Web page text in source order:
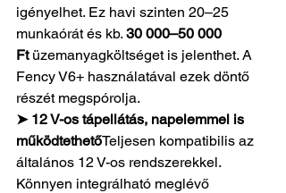
igényelhet. Ez havi szinten 20–25
munkaórát és kb. 30 000–50 000
Ft üzemanyagköltséget is jelenthet. A
Fency V6+ használatával ezek döntő
részét megspórolja.
➤ 12 V-os tápellátás, napelemmel is
működtethetőTeljesen kompatibilis az
általános 12 V-os rendszerekkel.
Könnyen integrálható meglévő